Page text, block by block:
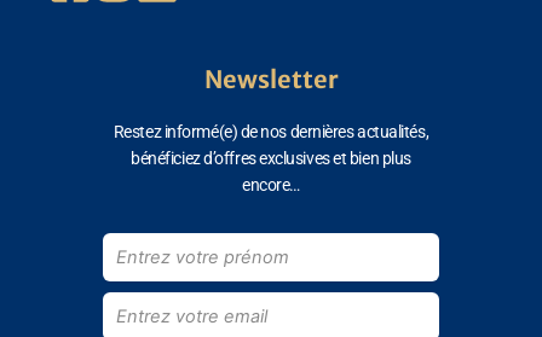
Newsletter
Restez informé(e) de nos dernières actualités,
bénéficiez d’offres exclusives et bien plus
encore…